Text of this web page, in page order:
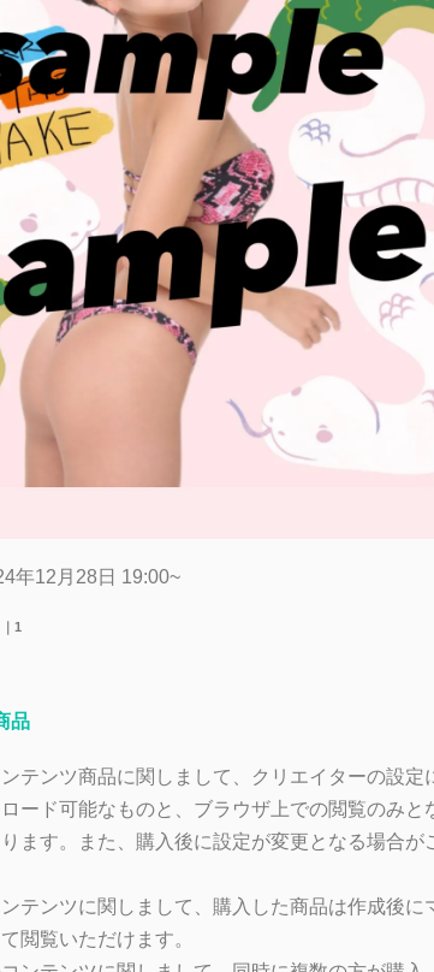
年12月28日 19:00~
1
品
テンツ商品に関しまして、クリエイターの設定
ード可能なものと、ブラウザ上での閲覧のみと
ます。また、購入後に設定が変更となる場合が
テンツに関しまして、購入した商品は作成後に
閲覧いただけます。